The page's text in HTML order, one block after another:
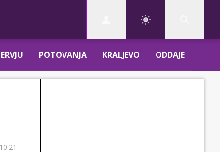
POTOVANJA KRALJEVO ODDAJE